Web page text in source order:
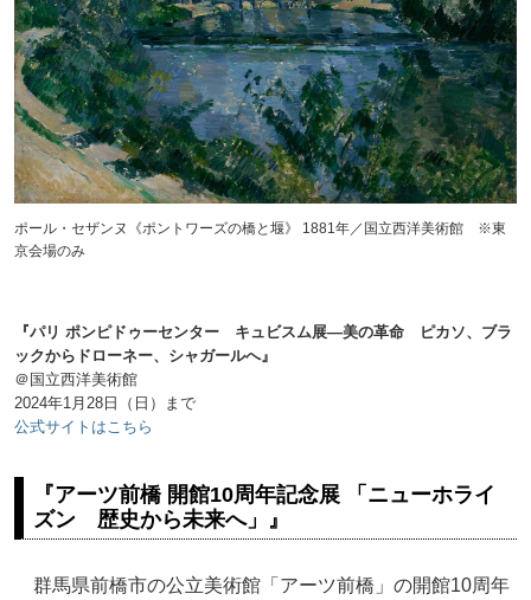
ポール・セザンヌ《ポントワーズの橋と堰》 1881年／国立西洋美術館 ※東
京会場のみ
『パリ ポンピドゥーセンター キュビスム展—美の革命 ピカソ、ブラ
ックからドローネー、シャガールへ』
＠国立西洋美術館
2024年1月28日（日）まで
公式サイトはこちら
『アーツ前橋 開館10周年記念展 「ニューホライ
ズン 歴史から未来へ」』
群馬県前橋市の公立美術館「アーツ前橋」の開館10周年